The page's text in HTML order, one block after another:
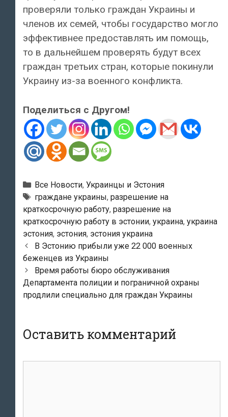
проверяли только граждан Украины и
членов их семей, чтобы государство могло
эффективнее предоставлять им помощь,
то в дальнейшем проверять будут всех
граждан третьих стран, которые покинули
Украину из-за военного конфликта.
Поделиться с Другом!
Рубрики
Все Новости, Украинцы и Эстония
Метки
граждане украины, разрешение на
краткосрочную работу, разрешение на
краткосрочную работу в эстонии, украина, украина
эстония, эстония, эстония украина
Навигация
по
записям
В Эстонию прибыли уже 22 000 военных
беженцев из Украины
Время работы бюро обслуживания
Департамента полиции и пограничной охраны
продлили специально для граждан Украины
Оставить комментарий